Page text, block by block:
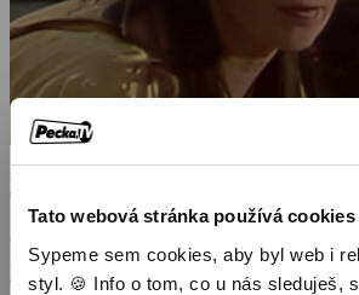
Tato webová stránka používá cookies
Sypeme sem cookies, aby byl web i
styl. 🍪 Info o tom, co u nás sleduješ,
Dvojčata
1988, Československo, 65 min
Filmy / Rodinné filmy / Dětský / Pohádka